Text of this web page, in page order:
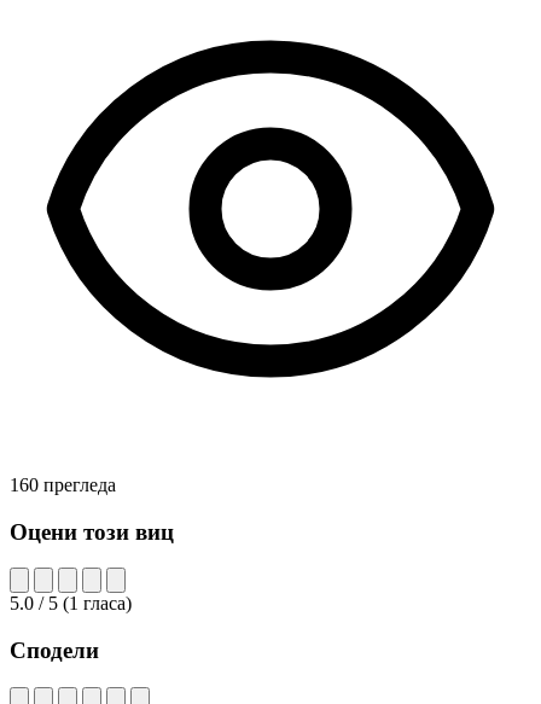
160 прегледа
Оцени този виц
5.0 / 5 (1 гласа)
Сподели